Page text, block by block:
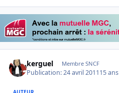
kerguel Membre SNCF
Publication:24 avril 201115 ans